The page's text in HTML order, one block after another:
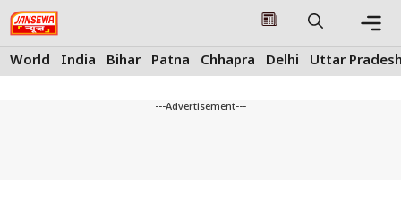
Skip
to
content
World India Bihar Patna Chhapra Delhi Uttar
---Advertisement---